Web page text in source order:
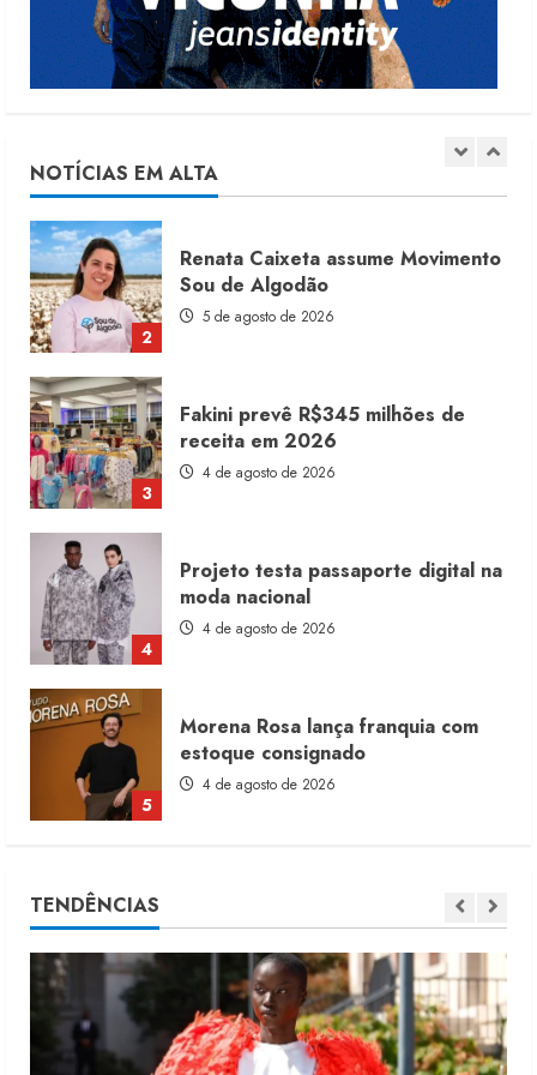
NOTÍCIAS EM ALTA
1
6 de agosto de 2026
2
5 de agosto de 2026
3
Fakini prevê R$345 milhões de
receita em 2026
4 de agosto de 2026
4
Projeto testa passaporte digital na
moda nacional
4 de agosto de 2026
5
Morena Rosa lança franquia com
estoque consignado
4 de agosto de 2026
1
Moda vende US$63,7 bilhões em
produtos licenciados
6 de agosto de 2026
2
Fakini prevê R$345 milhões de
receita em 2026
TENDÊNCIAS